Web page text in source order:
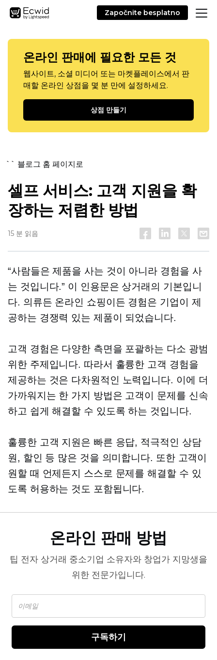
Započnite besplatno
온라인 판매에 필요한 모든 것
웹사이트, 소셜 미디어 또는 마켓플레이스에서 판
매할 온라인 상점을 몇 분 만에 설정하세요.
상점 만들기
`` 블로그 홈 페이지로
셀프 서비스: 고객 지원을 확
장하는 저렴한 방법
15 분 읽음
“사람들은 제품을 사는 것이 아니라 경험을 사
는 것입니다.” 이 인용문은 상거래의 기본입니
다. 의류든 온라인 쇼핑이든 경험은 기업이 제
공하는 경쟁력 있는 제품이 되었습니다.
고객 경험은 다양한 측면을 포괄하는 다소 광범
위한 주제입니다. 따라서 훌륭한 고객 경험을
제공하는 것은 다차원적인 노력입니다. 이에 더
가까워지는 한 가지 방법은 고객이 문제를 신속
하고 쉽게 해결할 수 있도록 하는 것입니다.
훌륭한 고객 지원은 빠른 응답, 적극적인 상담
원, 할인 등 많은 것을 의미합니다. 또한 고객이
원할 때 언제든지 스스로 문제를 해결할 수 있
도록 허용하는 것도 포함됩니다.
온라인 판매 방법
팁 전자 상거래 중소기업 소유자와 창업가 지망생을
위한 전문가입니다.
구독하기